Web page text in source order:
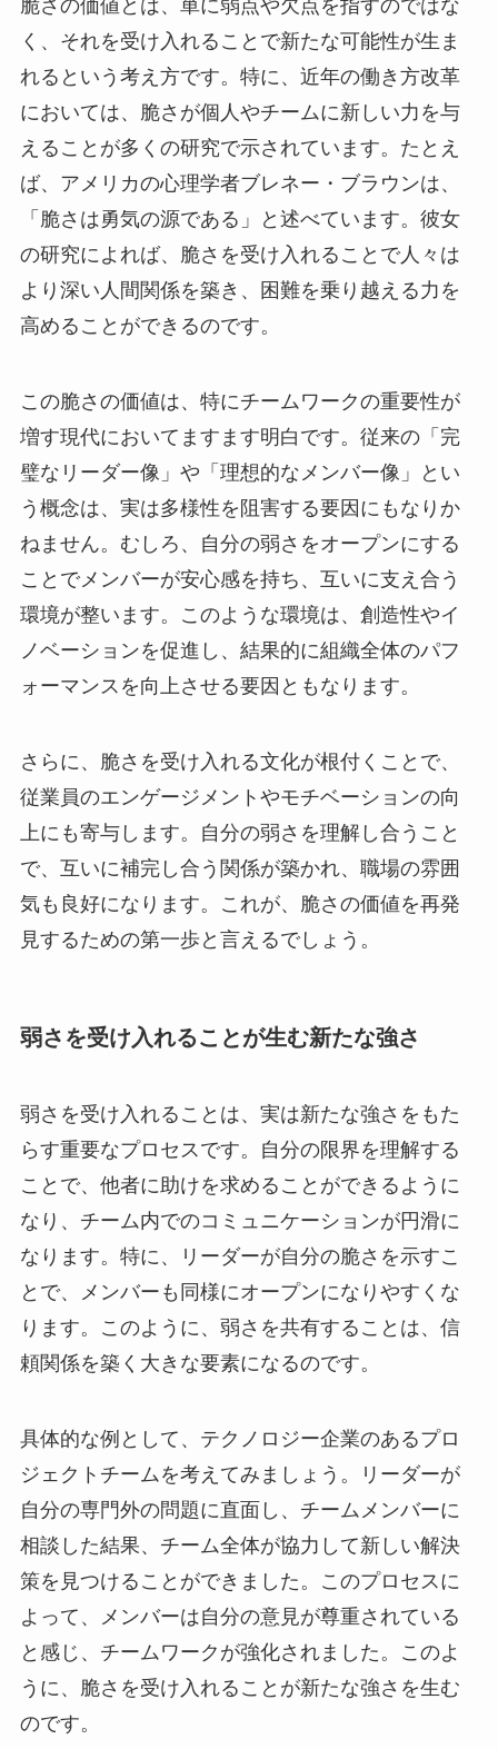
脆さの価値とは、単に弱点や欠点を指すのではな
く、それを受け入れることで新たな可能性が生ま
れるという考え方です。特に、近年の働き方改革
においては、脆さが個人やチームに新しい力を与
えることが多くの研究で示されています。たとえ
ば、アメリカの心理学者ブレネー・ブラウンは、
「脆さは勇気の源である」と述べています。彼女
の研究によれば、脆さを受け入れることで人々は
より深い人間関係を築き、困難を乗り越える力を
高めることができるのです。
この脆さの価値は、特にチームワークの重要性が
増す現代においてますます明白です。従来の「完
璧なリーダー像」や「理想的なメンバー像」とい
う概念は、実は多様性を阻害する要因にもなりか
ねません。むしろ、自分の弱さをオープンにする
ことでメンバーが安心感を持ち、互いに支え合う
環境が整います。このような環境は、創造性やイ
ノベーションを促進し、結果的に組織全体のパフ
ォーマンスを向上させる要因ともなります。
さらに、脆さを受け入れる文化が根付くことで、
従業員のエンゲージメントやモチベーションの向
上にも寄与します。自分の弱さを理解し合うこと
で、互いに補完し合う関係が築かれ、職場の雰囲
気も良好になります。これが、脆さの価値を再発
見するための第一歩と言えるでしょう。
弱さを受け入れることが生む新たな強さ
弱さを受け入れることは、実は新たな強さをもた
らす重要なプロセスです。自分の限界を理解する
ことで、他者に助けを求めることができるように
なり、チーム内でのコミュニケーションが円滑に
なります。特に、リーダーが自分の脆さを示すこ
とで、メンバーも同様にオープンになりやすくな
ります。このように、弱さを共有することは、信
頼関係を築く大きな要素になるのです。
具体的な例として、テクノロジー企業のあるプロ
ジェクトチームを考えてみましょう。リーダーが
自分の専門外の問題に直面し、チームメンバーに
相談した結果、チーム全体が協力して新しい解決
策を見つけることができました。このプロセスに
よって、メンバーは自分の意見が尊重されている
と感じ、チームワークが強化されました。このよ
うに、脆さを受け入れることが新たな強さを生む
のです。